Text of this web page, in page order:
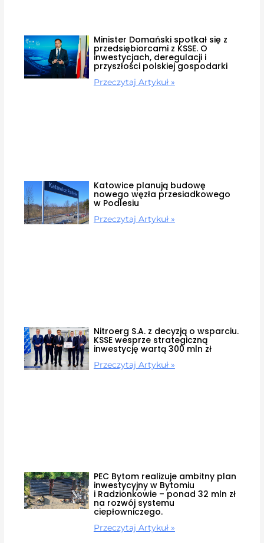
Minister Domański spotkał się z
przedsiębiorcami z KSSE. O
inwestycjach, deregulacji i
przyszłości polskiej gospodarki
Przeczytaj Artykuł »
Katowice planują budowę
nowego węzła przesiadkowego
w Podlesiu
Przeczytaj Artykuł »
Nitroerg S.A. z decyzją o wsparciu.
KSSE wesprze strategiczną
inwestycję wartą 300 mln zł
Przeczytaj Artykuł »
PEC Bytom realizuje ambitny plan
inwestycyjny w Bytomiu
i Radzionkowie – ponad 32 mln zł
na rozwój systemu
ciepłowniczego.
Przeczytaj Artykuł »